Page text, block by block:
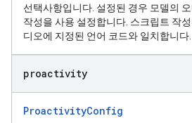
선택사항입니다. 설정된 경우 모델의
작성을 사용 설정합니다. 스크립트 작
디오에 지정된 언어 코드와 일치합니다.
proactivity
ProactivityConfig